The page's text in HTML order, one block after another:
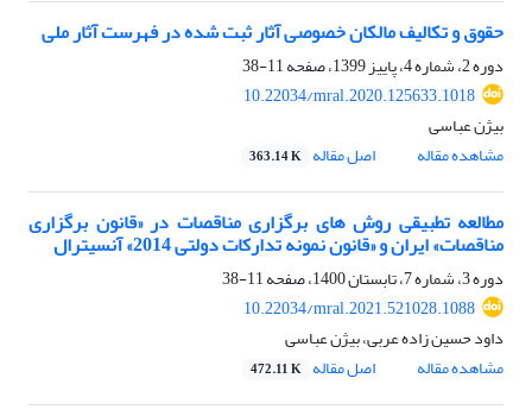
حقوق و تکالیف مالکان خصوصی آثار ثبت شده در فهرست آثار ملی
دوره 2، شماره 4، پاییز 1399، صفحه
11-38
10.22034/mral.2020.125633.1018
بیژن عباسی
مشاهده مقاله
اصل مقاله 363.14 K
مطالعه تطبیقی روش های برگزاری مناقصات در «قانون برگزاری
مناقصات» ایران و «قانون نمونه تدارکات دولتی 2014» آنسیترال
دوره 3، شماره 7، تابستان 1400، صفحه
11-38
10.22034/mral.2021.521028.1088
داود حسین زاده عربی، بیژن عباسی
مشاهده مقاله
اصل مقاله 472.11 K